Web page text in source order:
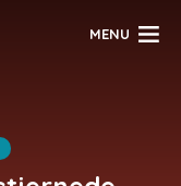
MENU